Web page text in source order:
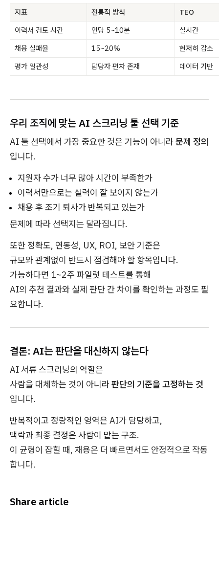
지표 전통적 방식
TEO
이력서 검토 시간
인당 5~10분
실시간
채용 실패율
15~20%
현저히 감소
평가 일관성
담당자 편차 존재 데이터 기반
우리 조직에 맞는 AI 스크리닝 툴 선택 기준
AI 툴 선택에서 가장 중요한 것은 기능이 아니라문제 정의
입니다.
지원자 수가 너무 많아 시간이 부족한가
이력서만으로는 실력이 잘 보이지 않는가
채용 후 조기 퇴사가 반복되고 있는가
문제에 따라 선택지는 달라집니다.
또한 정확도, 연동성, UX, ROI, 보안 기준은
규모와 관계없이 반드시 점검해야 할 항목입니다.
가능하다면 1~2주 파일럿 테스트를 통해
AI의 추천 결과와 실제 판단 간 차이를 확인하는 과정도 필
요합니다.
결론: AI는 판단을 대신하지 않는다
AI 서류 스크리닝의 역할은
사람을 대체하는 것이 아니라판단의 기준을 고정하는 것
입니다.
반복적이고 정량적인 영역은 AI가 담당하고,
맥락과 최종 결정은 사람이 맡는 구조.
이 균형이 잡힐 때, 채용은 더 빠르면서도 안정적으로 작동
합니다.
Share article